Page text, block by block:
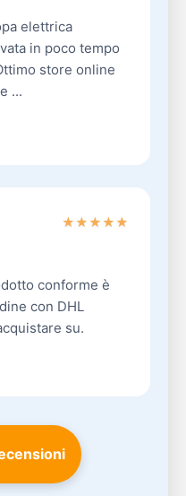
elettrica
in poco tempo
store online
...
★★★★★
conforme è
con DHL
su.